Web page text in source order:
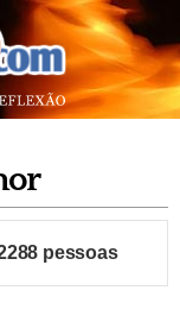
pessoas